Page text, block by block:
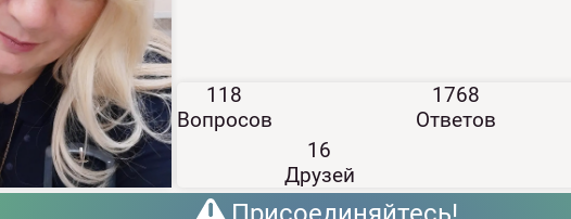
118
Вопросов
1768
Ответов
16
Друзей